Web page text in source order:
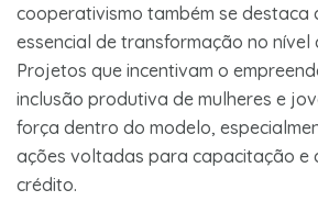
cooperativismo também se destaca
essencial de transformação no nível
Projetos que incentivam o
inclusão produtiva de mulheres e
força dentro do modelo,
ações voltadas para capacitação e
crédito.